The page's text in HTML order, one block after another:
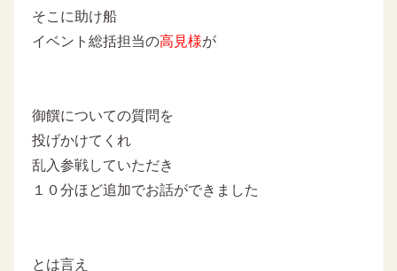
そこに助け船
イベント総括担当の高見様が
御饌についての質問を
投げかけてくれ
乱入参戦していただき
１０分ほど追加でお話ができました
とは言え